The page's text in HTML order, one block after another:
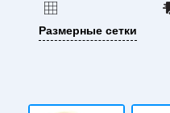
Размерные сетки